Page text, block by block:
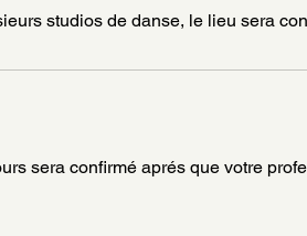
studios de danse, le lieu sera
sera confirmé aprés que votre